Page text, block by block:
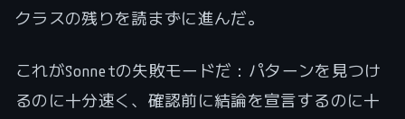
クラスの残りを読まずに進んだ。
これがSonnetの失敗モードだ：パターンを見つけ
るのに十分速く、確認前に結論を宣言するのに十